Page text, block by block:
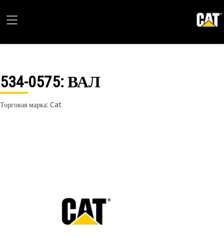
534-0575: ВАЛ
Торговая марка: Cat